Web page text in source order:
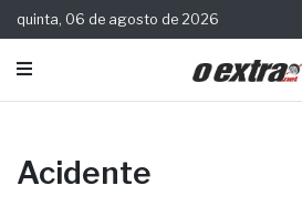
quinta, 06 de agosto de 2026
Acidente